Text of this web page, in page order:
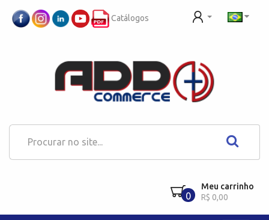
Catálogos
0
Meu carrinho
R$ 0,00